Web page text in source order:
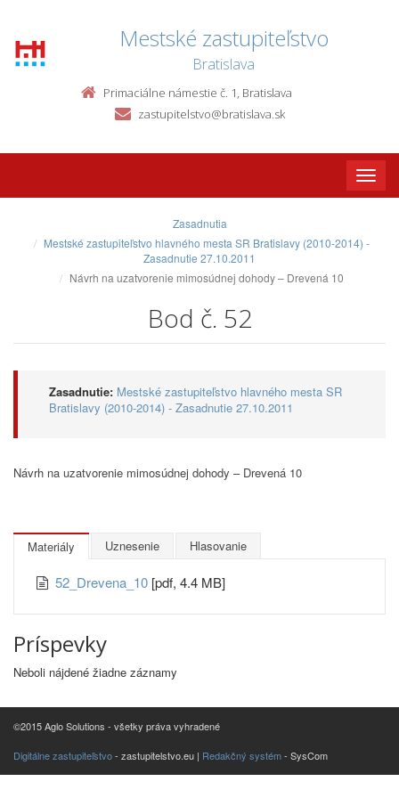
Mestské zastupiteľstvo
Bratislava
Primaciálne námestie č. 1, Bratislava
zastupitelstvo@bratislava.sk
Toggle
Zasadnutia
Mestské zastupiteľstvo hlavného mesta SR Bratislavy (2010-2014) -
Zasadnutie 27.10.2011
Návrh na uzatvorenie mimosúdnej dohody – Drevená 10
Bod č. 52
Zasadnutie: Mestské zastupiteľstvo hlavného mesta SR
Bratislavy (2010-2014) - Zasadnutie 27.10.2011
Návrh na uzatvorenie mimosúdnej dohody – Drevená 10
Materiály Uznesenie Hlasovanie
52_Drevena_10 [pdf, 4.4 MB]
Príspevky
Neboli nájdené žiadne záznamy
©2015 Aglo Solutions - všetky práva vyhradené
Digitálne zastupiteľstvo- zastupitelstvo.eu | Redakčný systém- SysCom